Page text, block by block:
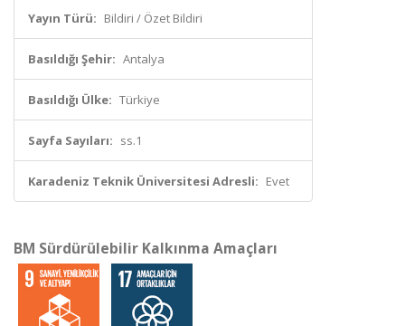
Yayın Türü: Bildiri / Özet Bildiri
Basıldığı Şehir: Antalya
Basıldığı Ülke: Türkiye
Sayfa Sayıları: ss.1
Karadeniz Teknik Üniversitesi Adresli: Evet
BM Sürdürülebilir Kalkınma Amaçları